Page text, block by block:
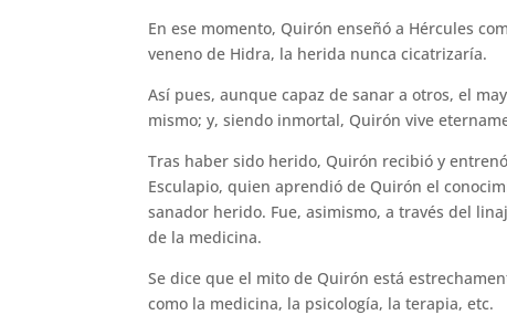
En ese momento, Quirón enseñó a Hércules
veneno de Hidra, la herida nunca cicatrizaría.
Así pues, aunque capaz de sanar a otros, el
mismo; y, siendo inmortal, Quirón vive
Tras haber sido herido, Quirón recibió y
Esculapio, quien aprendió de Quirón el
sanador herido. Fue, asimismo, a través del
de la medicina.
Se dice que el mito de Quirón está
como la medicina, la psicología, la terapia, etc.